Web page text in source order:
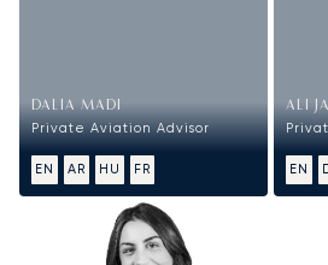
DALIA MADI
Private Aviation Advisor
EN AR HU FR
ALI
EN